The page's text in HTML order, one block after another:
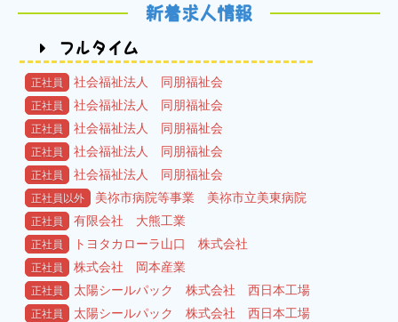
新着求人情報
フルタイム
正社員 社会福祉法人 同朋福祉会
正社員 社会福祉法人 同朋福祉会
正社員 社会福祉法人 同朋福祉会
正社員 社会福祉法人 同朋福祉会
正社員 社会福祉法人 同朋福祉会
正社員以外 美祢市病院等事業 美祢市立美東病院
正社員 有限会社 大熊工業
正社員 トヨタカローラ山口 株式会社
正社員 株式会社 岡本産業
正社員 太陽シールパック 株式会社 西日本工場
正社員 太陽シールパック 株式会社 西日本工場